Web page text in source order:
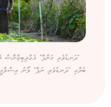
"ދަނޑުވެރި މަންފާ" އެގްރިބިޒްނާސް
ބުރާއި "ދަނޑުވެރި ނަފާ" ލޯނު